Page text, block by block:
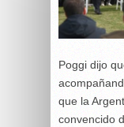
Poggi dijo
que la
convencido